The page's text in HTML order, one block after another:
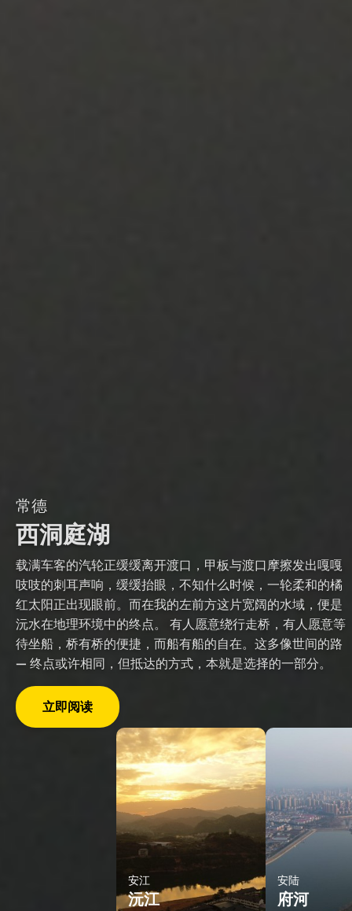
常德
西洞庭湖
载满车客的汽轮正缓缓离开渡口，甲板与渡口摩擦发出嘎嘎
吱吱的刺耳声响，缓缓抬眼，不知什么时候，一轮柔和的橘
红太阳正出现眼前。而在我的左前方这片宽阔的水域，便是
沅水在地理环境中的终点。 有人愿意绕行走桥，有人愿意等
待坐船，桥有桥的便捷，而船有船的自在。这多像世间的路
— 终点或许相同，但抵达的方式，本就是选择的一部分。
立即阅读
安江
沅江
安陆
府河